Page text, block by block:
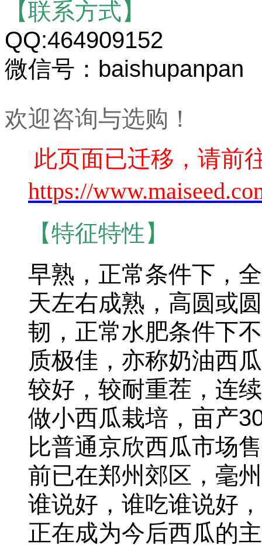
【联系方式】
QQ:464909152
微信号：baishupanpan
欢迎咨询与选购！
此页面已迁移，请前
https://
【特征特性】
早熟，正常条件下，
天左右成熟，高圆或
韧，正常水肥条件下
质极佳，亦称奶油西
较好，较耐重茬，连
做小西瓜栽培，亩产
比普通京欣西瓜市场
前已在郑州郊区，毫
谁说好，谁吃谁说好
正在成为今后西瓜的